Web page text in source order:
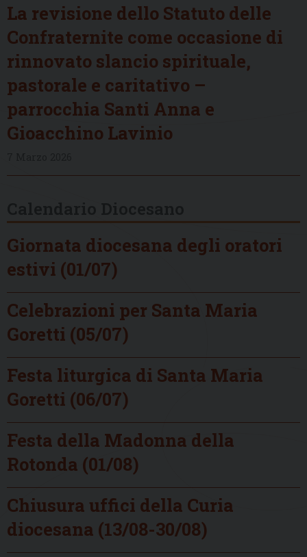
La revisione dello Statuto delle
Confraternite come occasione di
rinnovato slancio spirituale,
pastorale e caritativo –
parrocchia Santi Anna e
Gioacchino Lavinio
Giornata diocesana degli oratori
estivi (01/07)
Celebrazioni per Santa Maria
Goretti (05/07)
Festa liturgica di Santa Maria
Goretti (06/07)
Festa della Madonna della
Rotonda (01/08)
Chiusura uffici della Curia
diocesana (13/08-30/08)